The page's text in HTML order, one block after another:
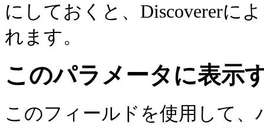
にしておくと、Discovererに
れます。
このパラメータに表示
このフィールドを使用して